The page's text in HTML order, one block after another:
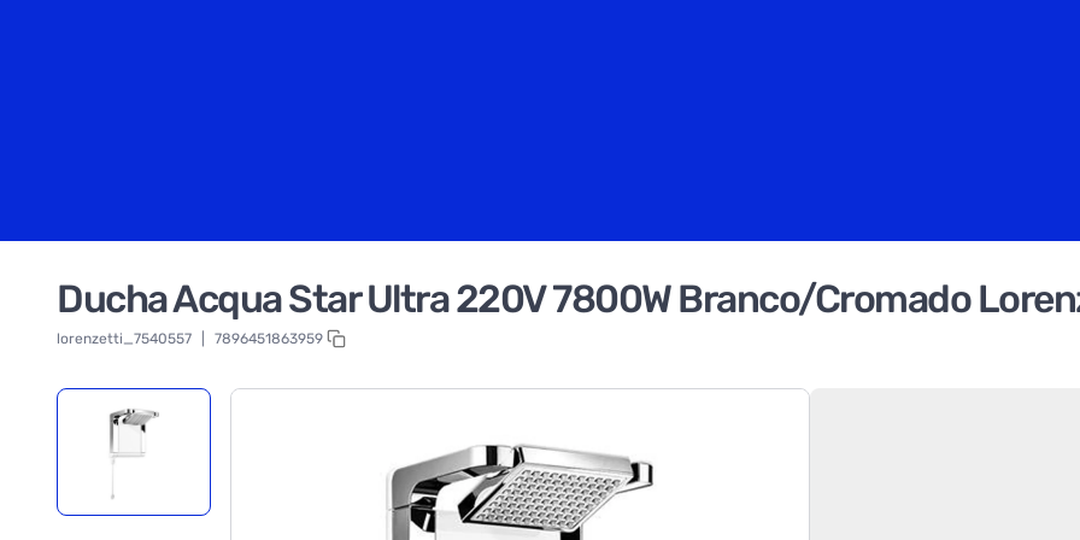
Ducha Acqua Star Ultra 220V 7800W Branco/Cromado
lorenzetti_7540557 7896451863959